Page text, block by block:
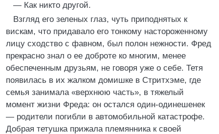
— Как никто другой.
Взгляд его зеленых глаз, чуть приподнятых к
вискам, что придавало его тонкому настороженному
лицу сходство с фавном, был полон нежности. Фред
прекрасно знал о ее доброте ко многим, менее
обеспеченным друзьям, не говоря уже о себе. Тетя
появилась в их жалком домишке в Стритхэме, где
семья занимала «верхнюю часть», в тяжелый
момент жизни Фреда: он остался один-одинешенек
— родители погибли в автомобильной катастрофе.
Добрая тетушка прижала племянника к своей